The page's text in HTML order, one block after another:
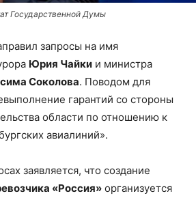
Государственной Думы
запросы на имя
Юрия Чайки и министра
Соколова. Поводом для
гарантий со стороны
области по отношению к
авиалиний».
заявляется, что создание
«Россия» организуется